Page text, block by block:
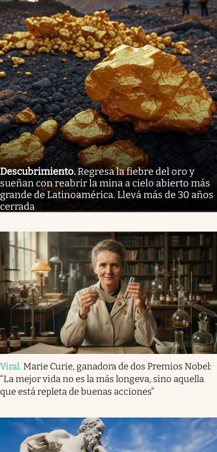
Descubrimiento.Regresa la fiebre del oro y
sueñan con reabrir la mina a cielo abierto más
grande de Latinoamérica. Llevá más de 30 años
cerrada
Viral. Marie Curie, ganadora de dos Premios Nobel:
“La mejor vida no es la más longeva, sino aquella
que está repleta de buenas acciones”